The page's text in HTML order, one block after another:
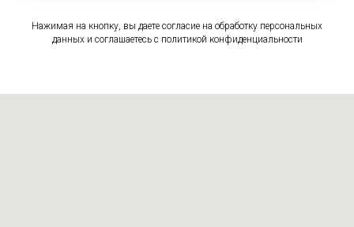
Нажимая на кнопку, вы даете согласие на обработку персональных
данных и соглашаетесь c политикой конфиденциальности